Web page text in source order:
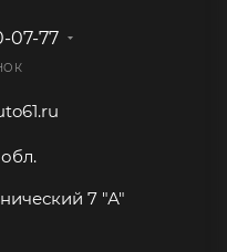
07-77
7 "А"